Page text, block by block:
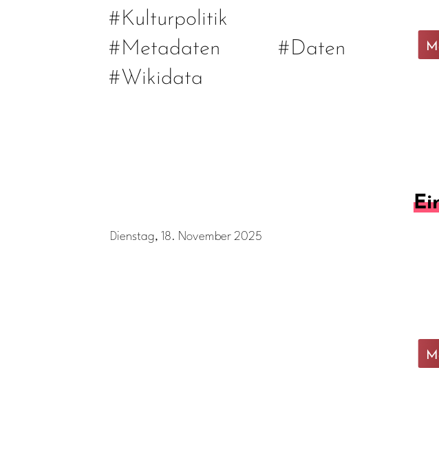
#Kulturpolitik
#Metadaten
#Daten
#Wikidata
Dienstag, 18. November 2025